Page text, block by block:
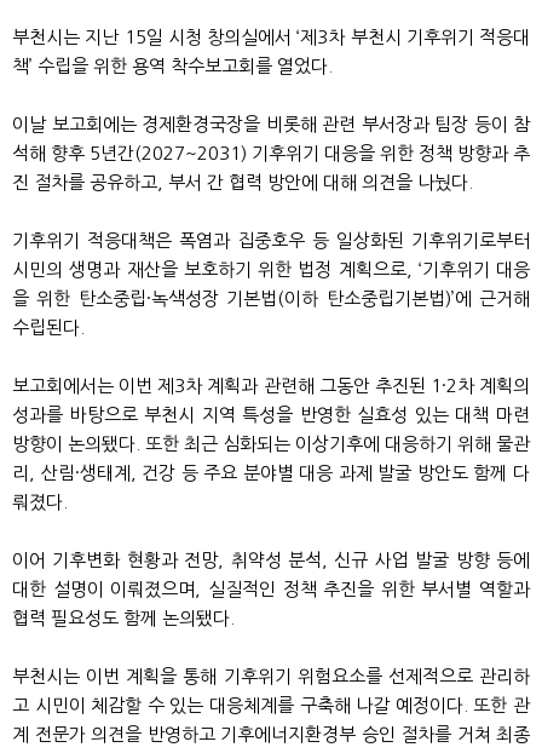
부천시는 지난 15일 시청 창의실에서 ‘제3차 부천시 기후위기 적응대
책’ 수립을 위한 용역 착수보고회를 열었다.
이날 보고회에는 경제환경국장을 비롯해 관련 부서장과 팀장 등이 참
석해 향후 5년간(2027~2031) 기후위기 대응을 위한 정책 방향과 추
진 절차를 공유하고, 부서 간 협력 방안에 대해 의견을 나눴다.
기후위기 적응대책은 폭염과 집중호우 등 일상화된 기후위기로부터
시민의 생명과 재산을 보호하기 위한 법정 계획으로, ‘기후위기 대응
을 위한 탄소중립·녹색성장 기본법(이하 탄소중립기본법)’에 근거해
수립된다.
보고회에서는 이번 제3차 계획과 관련해 그동안 추진된 1·2차 계획의
성과를 바탕으로 부천시 지역 특성을 반영한 실효성 있는 대책 마련
방향이 논의됐다. 또한 최근 심화되는 이상기후에 대응하기 위해 물관
리, 산림·생태계, 건강 등 주요 분야별 대응 과제 발굴 방안도 함께 다
뤄졌다.
이어 기후변화 현황과 전망, 취약성 분석, 신규 사업 발굴 방향 등에
대한 설명이 이뤄졌으며, 실질적인 정책 추진을 위한 부서별 역할과
협력 필요성도 함께 논의됐다.
부천시는 이번 계획을 통해 기후위기 위험요소를 선제적으로 관리하
고 시민이 체감할 수 있는 대응체계를 구축해 나갈 예정이다. 또한 관
계 전문가 의견을 반영하고 기후에너지환경부 승인 절차를 거쳐 최종